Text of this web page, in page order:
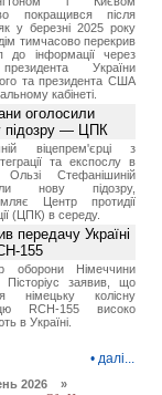
покращився після
у березні 2025 року
тимчасово перекрив
до інформації через
України
та президента США
кабінеті.
оголосили
підозру — ЦПК
віцепрем'єрці з
та експослу в
Стефанішиній
нову підозру,
Центр протидії
(ЦПК) в середу.
передачу Україні
155
оборони Німеччини
Пісторіус заявив, що
німецьку колісну
RCH-155 високо
в Україні.
• далі...
2026 »